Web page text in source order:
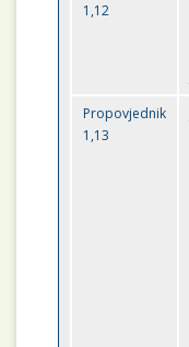
1,12
Propovjednik
1,13